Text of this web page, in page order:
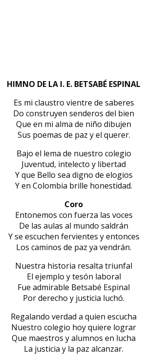
HIMNO DE LA I. E. BETSABÉ ESPINAL
Es mi claustro vientre de saberes
Do construyen senderos del bien
Que en mi alma de niño dibujen
Sus poemas de paz y el querer.
Bajo el lema de nuestro colegio
Juventud, intelecto y libertad
Y que Bello sea digno de elogios
Y en Colombia brille honestidad.
Coro
Entonemos con fuerza las voces
De las aulas al mundo saldrán
Y se escuchen fervientes y entonces
Los caminos de paz ya vendrán.
Nuestra historia resalta triunfal
El ejemplo y tesón laboral
Fue admirable Betsabé Espinal
Por derecho y justicia luchó.
Regalando verdad a quien escucha
Nuestro colegio hoy quiere lograr
Que maestros y alumnos en lucha
La justicia y la paz alcanzar.